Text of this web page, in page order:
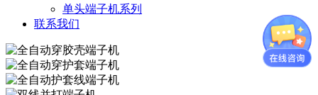
单头端子机系列
联系我们